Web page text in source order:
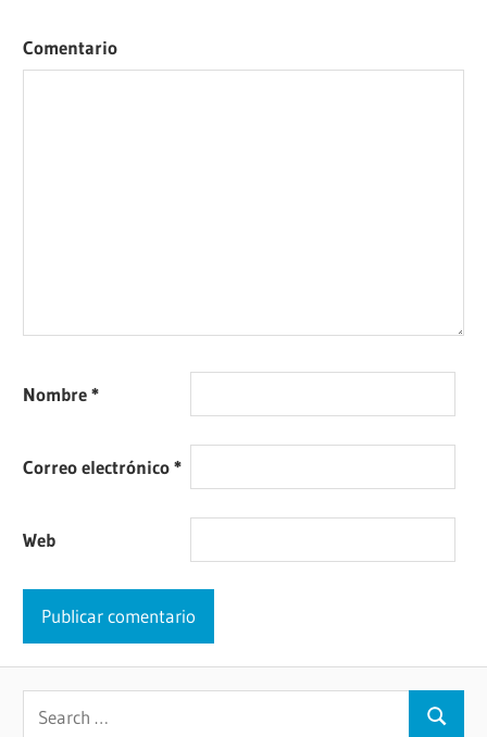
Comentario
Nombre*
Correo electrónico*
Web